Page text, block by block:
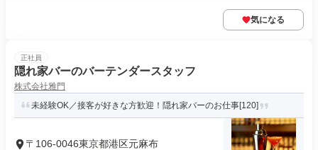
気になる
正社員
隠れ家バーのバーテンダースタッフ
株式会社雅門
未経験OK／接客が好きな方歓迎！隠れ家バーのお仕事[120]
〒106-0046東京都港区元麻布